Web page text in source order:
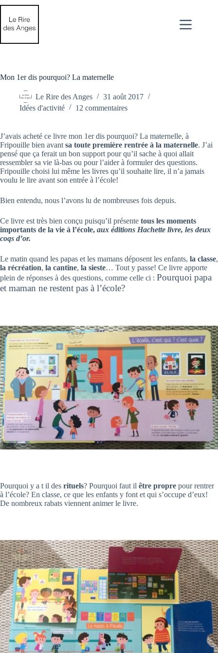
Passer
contenu
Mon 1er dis pourquoi? La maternelle
Le Rire des Anges
31 août 2017
Idées d'activité
12 commentaires
J’avais acheté ce livre mon 1er dis pourquoi? La maternelle, à
Fripouille bien avant sa toute première rentrée à la maternelle. J’ai
pensé que ça ferait un bon support pour qu’il sache à quoi allait
ressembler sa vie là-bas ou pour l’aider à formuler des questions.
Fripouille choisi lui même les livres qu’il souhaite lire, il n’a jamais
voulu le lire avant son entrée à l’école!
Bien entendu, nous l’avons lu de nombreuses fois depuis.
Ce livre est très bien conçu puisqu’il présente tous les moments
importants de la vie à l’école, aux éditions Hachette livre, les deux
coqs d’or.
Le matin quand les papas et les mamans déposent les enfants, la classe,
la récréation, la cantine, la sieste… Tout y passe! Ce livre apporte
plein de réponses à des questions, comme celle ci : Pourquoi papa
et maman ne restent pas à l’école?
Pourquoi y a t il des rituels? Pourquoi faut il être propre pour rentrer
à l’école? En classe, ce que les enfants y font et qui s’occupe d’eux!
De nombreux rabats viennent animer le livre.